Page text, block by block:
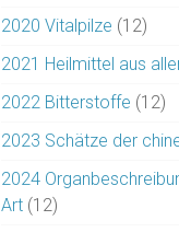
2020 Vitalpilze (12)
2021 Heilmittel aus
2022 Bitterstoffe (12)
2023 Schätze der
2024
Art (12)